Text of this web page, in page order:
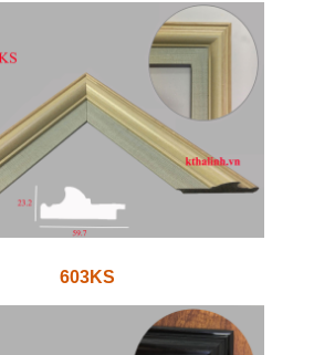
603KS